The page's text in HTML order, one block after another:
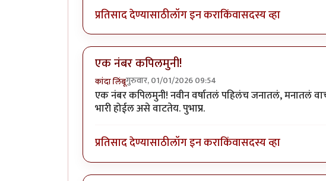
प्रतिसाद देण्यासाठीलॉग इन कराकिंवासदस्य व्हा
एक नंबर कपिलमुनी!
कांदा लिंबूगुरुवार, 01/01/2026 09:54
एक नंबर कपिलमुनी! नवीन वर्षातलं पहिलंच जनातलं, मनातलं
भारी होईल असे वाटतेय. पुभाप्र.
प्रतिसाद देण्यासाठीलॉग इन कराकिंवासदस्य व्हा